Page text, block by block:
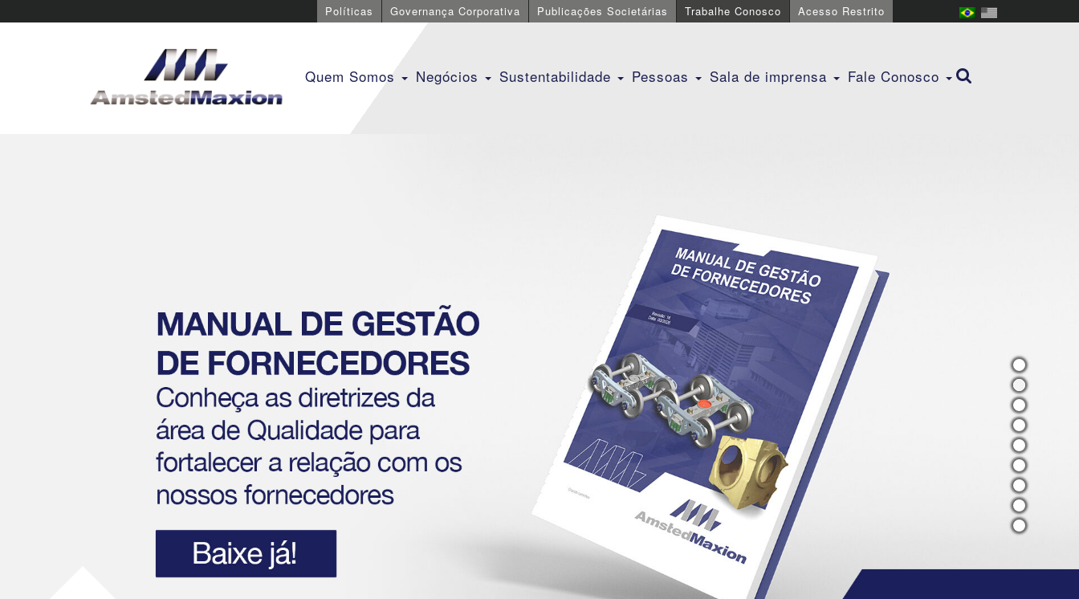
Políticas Governança Corporativa Publicações Societárias Trabalhe Conosco Acesso Restrito
Quem Somos Negócios Sustentabilidade Pessoas Sala de imprensa Fale Conosco